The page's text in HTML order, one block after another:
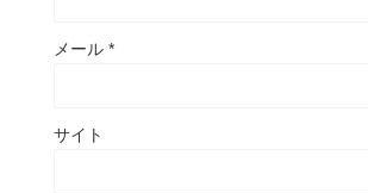
メール *
サイト